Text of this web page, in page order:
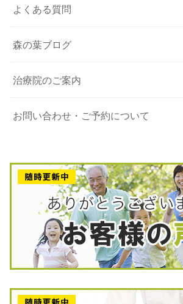
よくある質問
森の葉ブログ
治療院のご案内
お問い合わせ・ご予約について